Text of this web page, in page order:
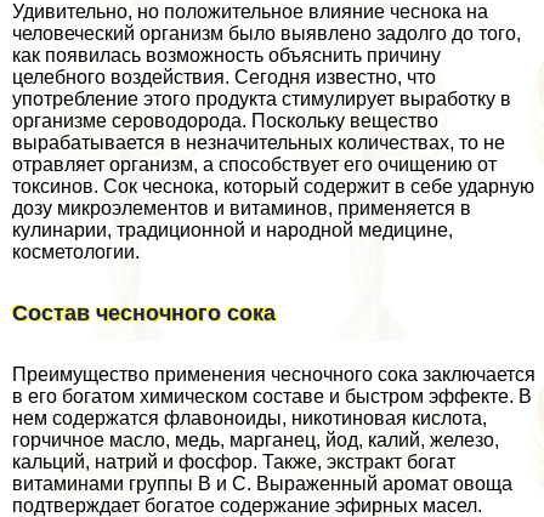
Удивительно, но положительное влияние чеснока на
человеческий организм было выявлено задолго до того,
как появилась возможность объяснить причину
целебного воздействия. Сегодня известно, что
употрeбление этого продукта стимулирует выработку в
организме сероводорода. Поскольку вещество
выpaбатывается в незначительных количествах, то не
отравляет организм, а способствует его очищению от
токсинов. Сок чеснока, который содержит в себе ударную
дозу микроэлементов и витаминов, применяется в
кулинарии, традиционной и народной медицине,
косметологии.
Состав чесночного сока
Преимущество применения чесночного сока заключается
в его богатом химическом составе и быстром эффекте. В
нем содержатся флавоноиды, никотиновая кислота,
горчичное масло, медь, марганец, йод, калий, железо,
кальций, натрий и фосфор. Также, экстpaкт богат
витаминами группы В и С. Выраженный аромат овоща
подтверждает богатое содержание эфирных масел.